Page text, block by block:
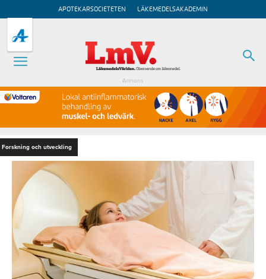
APOTEKARSOCIETETEN LÄKEMEDELSAKADEMIN
Annons
Forskning och utveckling